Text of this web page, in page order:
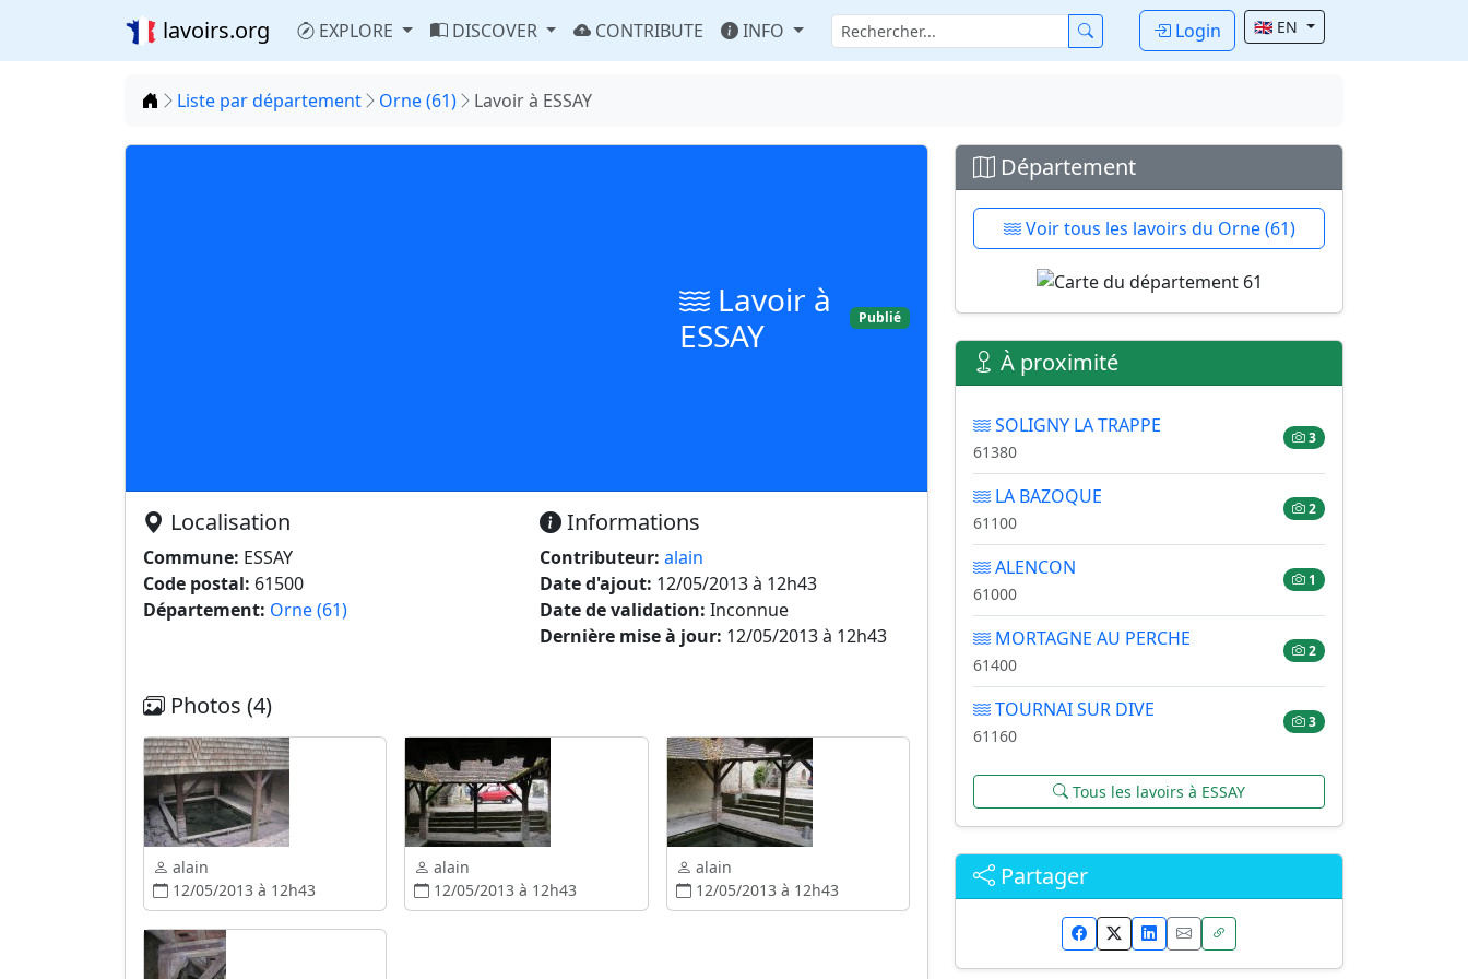
lavoirs.org EXPLORE DISCOVER CONTRIBUTE INFO Login 🇬🇧 EN
Accueil
Liste par département Orne (61) Lavoir à ESSAY
Lavoir à
ESSAY
Publié
Localisation
Commune: ESSAY
Code postal: 61500
Département: Orne (61)
Informations
Contributeur: alain
Date d'ajout: 12/05/2013 à 12h43
Date de validation: Inconnue
Dernière mise à jour: 12/05/2013 à 12h43
Photos (4)
alain
12/05/2013 à 12h43
alain
12/05/2013 à 12h43
alain
12/05/2013 à 12h43
Département
Voir tous les lavoirs du Orne (61)
À proximité
SOLIGNY LA TRAPPE
61380
3
LA BAZOQUE
61100
2
ALENCON
61000
1
MORTAGNE AU PERCHE
61400
2
TOURNAI SUR DIVE
61160
3
Tous les lavoirs à ESSAY
Partager